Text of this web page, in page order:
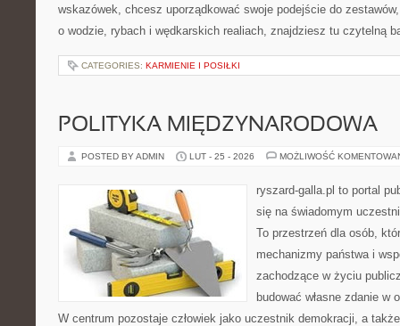
wskazówek, chcesz uporządkować swoje podejście do
o wodzie, rybach i wędkarskich realiach, znajdziesz tu czytelną
CATEGORIES: KARMIENIE I POSIŁKI
POLITYKA MIĘDZYNARODOWA
POSTED BY ADMIN LUT - 25 - 2026 MOŻLIWOŚĆ
ryszard-galla.pl to portal
się na świadomym
To przestrzeń dla osób,
mechanizmy państwa i
zachodzące w życiu
budować własne zdanie w
W centrum pozostaje człowiek jako uczestnik demokracji, a